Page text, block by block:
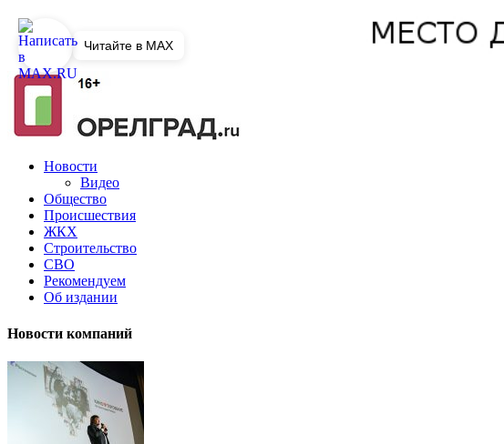
Новости
Видео
Общество
Происшествия
ЖКХ
Строительство
СВО
Рекомендуем
Об издании
Новости компаний
Читайте в MAX